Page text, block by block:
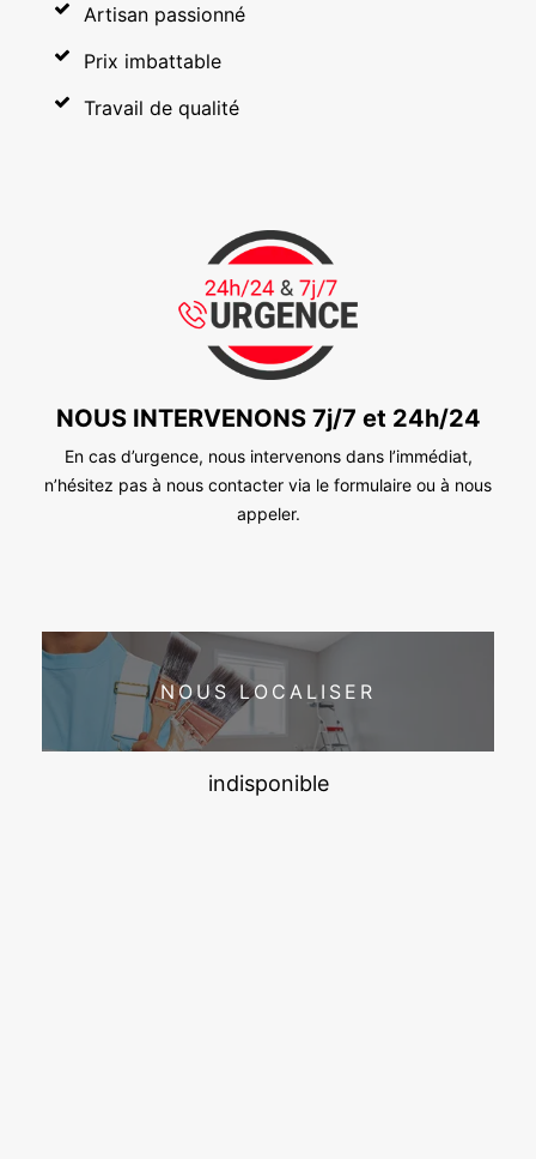
Artisan passionné
Prix imbattable
Travail de qualité
NOUS INTERVENONS 7j/7 et 24h/24
En cas d’urgence, nous intervenons dans l’immédiat,
n’hésitez pas à nous contacter via le formulaire ou à nous
appeler.
NOUS LOCALISER
indisponible